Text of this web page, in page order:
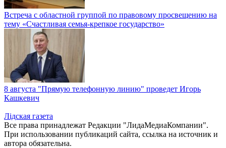
Встреча с областной группой по правовому просвещению на
тему «Счастливая семья-крепкое государство»
8 августа "Прямую телефонную линию" проведет Игорь
Кашкевич
Лiдская газета
Все права принадлежат Редакции "ЛидаМедиаКомпании".
При использовании публикаций сайта, ссылка на источник и
автора обязательна.